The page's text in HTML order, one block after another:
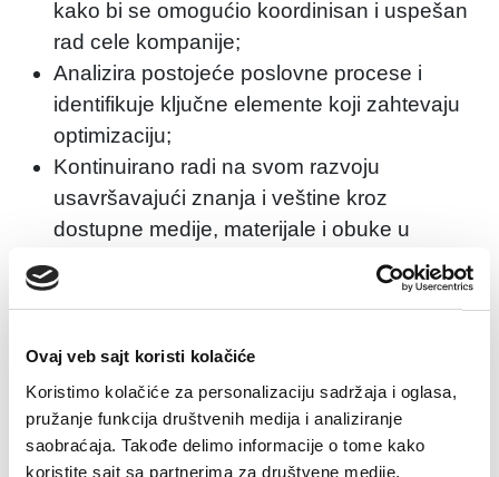
Ovaj veb sajt koristi kolačiće
Koristimo kolačiće za personalizaciju sadržaja i oglasa,
pružanje funkcija društvenih medija i analiziranje
saobraćaja. Takođe delimo informacije o tome kako
koristite sajt sa partnerima za društvene medije,
kako bi se omogućio koordinisan i uspešan
rad cele kompanije;
Analizira postojeće poslovne procese i
identifikuje ključne elemente koji zahtevaju
optimizaciju;
Kontinuirano radi na svom razvoju
usavršavajući znanja i veštine kroz
dostupne medije, materijale i obuke u
Prati novine iz oblasti industrije, trendove,
informacije sa kolegama iz drugih sektora i
aktivno učestvuje u implementaciji novih
ideja i rešenja;
Dužan je da primenjuje mere zaštite u